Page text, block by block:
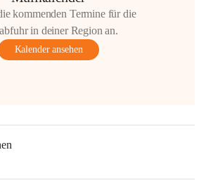
kommenden Termine für die
in deiner Region an.
Kalender ansehen